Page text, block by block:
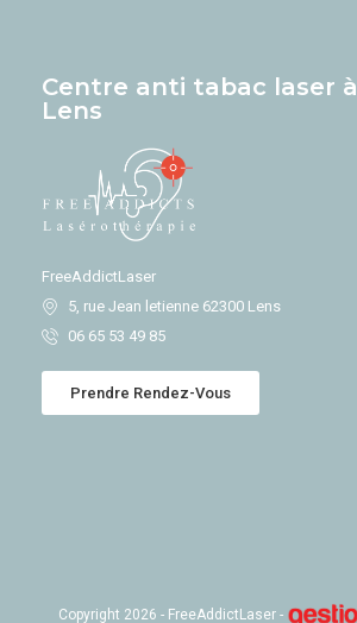
Centre anti tabac laser à
Lens
FreeAddictLaser
5, rue Jean letienne 62300 Lens
06 65 53 49 85
Prendre Rendez-Vous
Copyright 2026 - FreeAddictLaser -